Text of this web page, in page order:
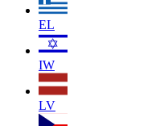
EL
IW
LV